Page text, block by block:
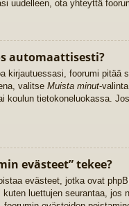
uudelleen, ota yhteyttä
automaattisesti?
kirjautuessasi, foorumi pitää
valitse Muista minut-
koulun tietokoneluokassa.
evästeet” tekee?
evästeet, jotka ovat
luettujen seurantaa,